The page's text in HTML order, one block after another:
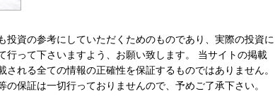
投資の参考にしていただくためのものであり、実際の投資に
行って下さいますよう、お願い致します。 当サイトの掲載
れる全ての情報の正確性を保証するものではありません。
保証は一切行っておりませんので、予めご了承下さい。